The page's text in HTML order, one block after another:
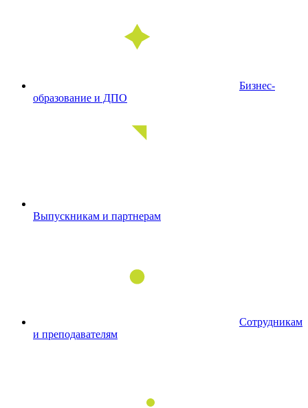
Бизнес-
образование и ДПО
Выпускникам и партнерам
Сотрудникам
и преподавателям